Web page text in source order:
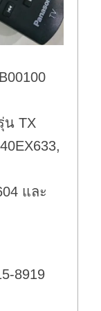
น TX
และ
8919